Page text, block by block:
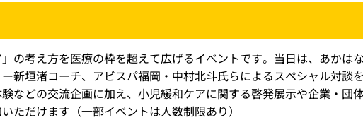
の考え方を医療の枠を超えて広げるイベントです。当日は、あかは
新垣渚コーチ、アビスパ福岡・中村北斗氏らによるスペシャル対談
などの交流企画に加え、小児緩和ケアに関する啓発展示や企業・団
ただけます（一部イベントは人数制限あり）